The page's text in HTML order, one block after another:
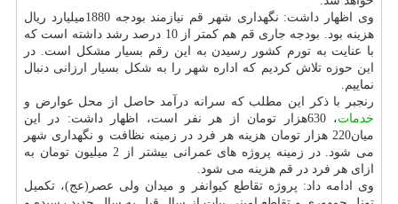
وی اظهار داشت: نگهداری شهر قم نیازمند بودجه 1880میلیارد ریال
هزینه بود. بودجه جاری قم هم كمتر از 10 درصد رشد داشته است كه
با عنایت به تورم كشور رسیدن به این رقم بسیار مشكل است. در
این حوزه تلاش كردیم كه اداره شهر را به شكل بسیار ارزانی دنبال
نماییم.
رنجبر با ذكر این مطلب كه سرانه درآمد حاصل از محل عوارض و
خدمات
، 630هزار تومان از هر نفر است، اظهار داشت: در این
میان220 هزار تومان هزینه هر فرد در زمینه نظافت و نگهداری شهر
می شود. در زمینه پروژه های عمرانی بیشتر از 2 میلیون تومان به
ازای هر فرد در قم هزینه می شود.
وی ادامه داد: پروژه تقاطع كیوانفر و میدان ولی عصر(عج)، تكمیل